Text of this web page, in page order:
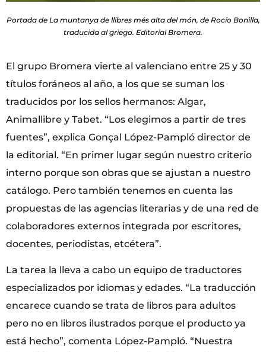
Portada de La muntanya de llibres més alta del món, de Rocío Bonilla,
traducida al griego. Editorial Bromera.
El grupo Bromera vierte al valenciano entre 25 y 30
títulos foráneos al año, a los que se suman los
traducidos por los sellos hermanos: Algar,
Animallibre y Tabet. “Los elegimos a partir de tres
fuentes”, explica Gonçal López-Pampló director de
la editorial. “En primer lugar según nuestro criterio
interno porque son obras que se ajustan a nuestro
catálogo. Pero también tenemos en cuenta las
propuestas de las agencias literarias y de una red de
colaboradores externos integrada por escritores,
docentes, periodistas, etcétera”.
La tarea la lleva a cabo un equipo de traductores
especializados por idiomas y edades. “La traducción
encarece cuando se trata de libros para adultos
pero no en libros ilustrados porque el producto ya
está hecho”, comenta López-Pampló. “Nuestra